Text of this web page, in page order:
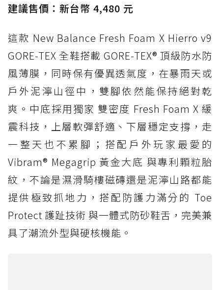
建議售價：新台幣 4,480 元
這款 New Balance Fresh Foam X Hierro v9
GORE-TEX 全鞋搭載 GORE-TEX® 頂級防水防
風薄膜，同時保有優異透氣度，在暴雨天或
戶外泥濘山徑中，雙腳依然能保持絕對乾
爽。中底採用獨家 雙密度 Fresh Foam X 緩
震科技，上層軟彈舒適、下層穩定支撐，走
一整天也不累腳；搭配戶外玩家最愛的
Vibram® Megagrip 黃金大底 與專利顆粒胎
紋，不論是濕滑騎樓磁磚還是泥濘山路都能
提供極致抓地力，搭配防護力滿分的 Toe
Protect 護趾技術 與一體式防砂鞋舌，完美兼
具了潮流外型與硬核機能。